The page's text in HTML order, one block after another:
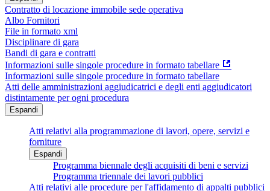
Contratto di locazione immobile sede operativa
Albo Fornitori
File in formato xml
Disciplinare di gara
Bandi di gara e contratti
Informazioni sulle singole procedure in formato tabellare
Informazioni sulle singole procedure in formato tabellare
Atti delle amministrazioni aggiudicatrici e degli enti aggiudicatori
distintamente per ogni procedura
Espandi
Atti relativi alla programmazione di lavori, opere, servizi e
forniture
Espandi
Programma biennale degli acquisiti di beni e servizi
Programma triennale dei lavori pubblici
Atti relativi alle procedure per l'affidamento di appalti pubblici